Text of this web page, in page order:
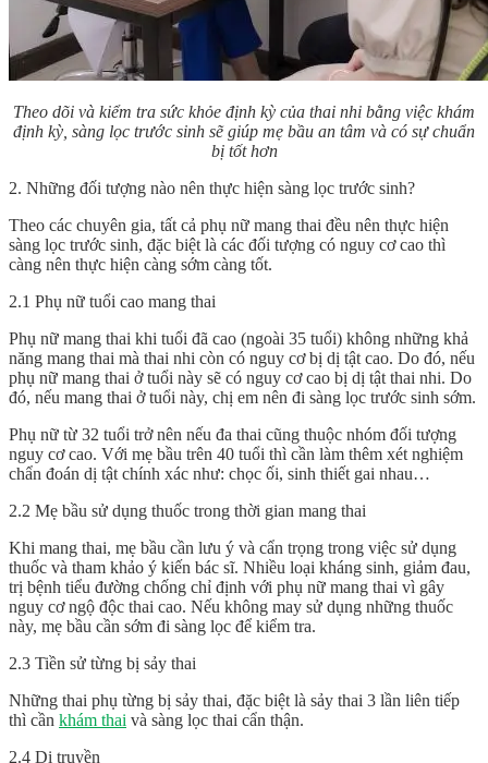
Theo dõi và kiểm tra sức khỏe định kỳ của thai nhi bằng việc khám
định kỳ, sàng lọc trước sinh sẽ giúp mẹ bầu an tâm và có sự chuẩn
bị tốt hơn
2. Những đối tượng nào nên thực hiện sàng lọc trước sinh?
Theo các chuyên gia, tất cả phụ nữ mang thai đều nên thực hiện
sàng lọc trước sinh, đặc biệt là các đối tượng có nguy cơ cao thì
càng nên thực hiện càng sớm càng tốt.
2.1 Phụ nữ tuổi cao mang thai
Phụ nữ mang thai khi tuổi đã cao (ngoài 35 tuổi) không những khả
năng mang thai mà thai nhi còn có nguy cơ bị dị tật cao. Do đó, nếu
phụ nữ mang thai ở tuổi này sẽ có nguy cơ cao bị dị tật thai nhi. Do
đó, nếu mang thai ở tuổi này, chị em nên đi sàng lọc trước sinh sớm.
Phụ nữ từ 32 tuổi trở nên nếu đa thai cũng thuộc nhóm đối tượng
nguy cơ cao. Với mẹ bầu trên 40 tuổi thì cần làm thêm xét nghiệm
chẩn đoán dị tật chính xác như: chọc ối, sinh thiết gai nhau…
2.2 Mẹ bầu sử dụng thuốc trong thời gian mang thai
Khi mang thai, mẹ bầu cần lưu ý và cẩn trọng trong việc sử dụng
thuốc và tham khảo ý kiến bác sĩ. Nhiều loại kháng sinh, giảm đau,
trị bệnh tiểu đường chống chỉ định với phụ nữ mang thai vì gây
nguy cơ ngộ độc thai cao. Nếu không may sử dụng những thuốc
này, mẹ bầu cần sớm đi sàng lọc để kiểm tra.
2.3 Tiền sử từng bị sảy thai
Những thai phụ từng bị sảy thai, đặc biệt là sảy thai 3 lần liên tiếp
thì cần khám thai và sàng lọc thai cẩn thận.
2.4 Di truyền